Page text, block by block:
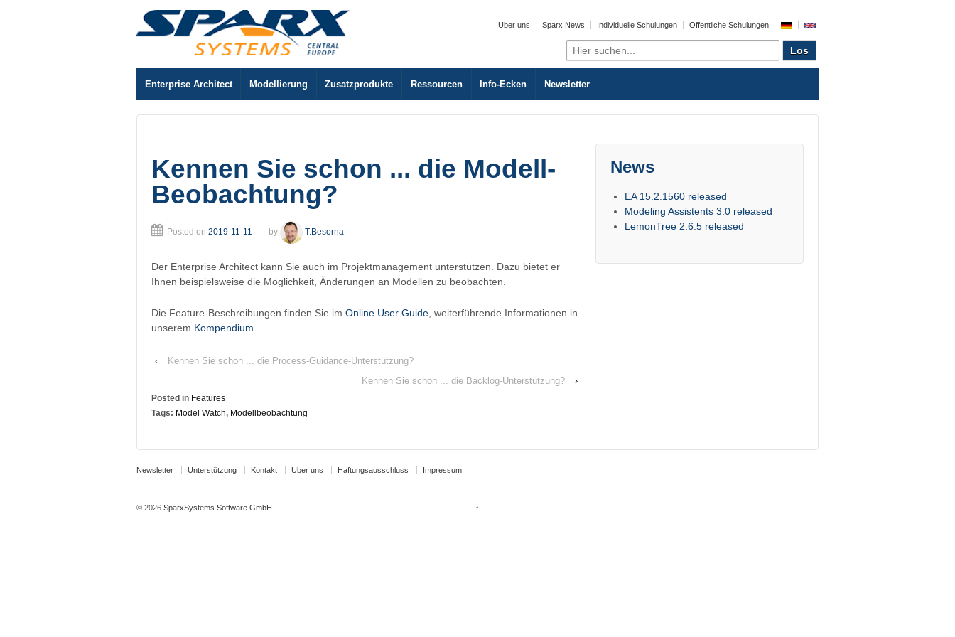
Über uns Sparx News Individuelle Schulungen Öffentliche Schulungen
Search
for:
Enterprise Architect Modellierung Zusatzprodukte Ressourcen Info-Ecken Newsletter
Kennen Sie schon ... die Modell-
Beobachtung?
Posted on 2019-11-11 by T.Besorna
Der Enterprise Architect kann Sie auch im Projektmanagement unterstützen. Dazu bietet er
Ihnen beispielsweise die Möglichkeit, Änderungen an Modellen zu beobachten.
Die Feature-Beschreibungen finden Sie im Online User Guide , weiterführende Informationen in
unserem Kompendium
‹
Kennen Sie schon ... die Process-Guidance-Unterstützung?
Kennen Sie schon ... die Backlog-Unterstützung?
›
Posted in Features
Tags: Model Watch, Modellbeobachtung
News
EA 15.2.1560 released
Modeling Assistents 3.0 released
LemonTree 2.6.5 released
Newsletter Unterstützung Kontakt Über uns Haftungsausschluss Impressum
© 2026 SparxSystems Software GmbH ↑